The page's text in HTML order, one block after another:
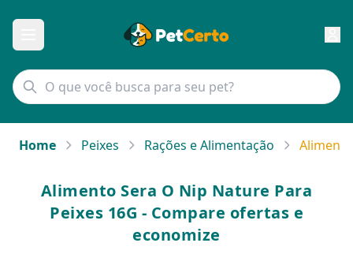
Home Peixes Rações e Alimentação
Alimento Sera O Nip Nature Para
Peixes 16G - Compare ofertas e
economize